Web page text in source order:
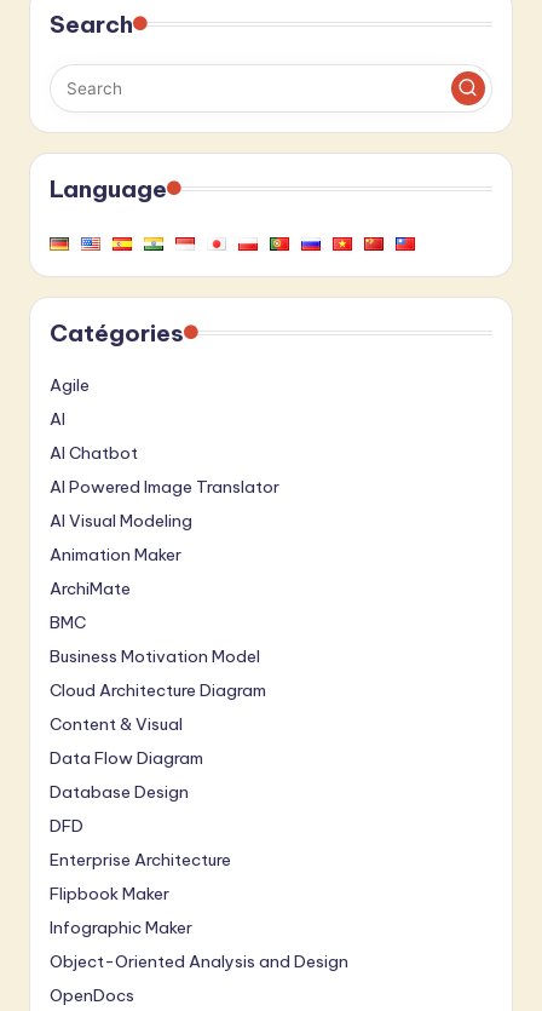
Search
Language
Catégories
Agile
AI
AI Chatbot
AI Powered Image Translator
AI Visual Modeling
Animation Maker
ArchiMate
BMC
Business Motivation Model
Cloud Architecture Diagram
Content & Visual
Data Flow Diagram
Database Design
DFD
Enterprise Architecture
Flipbook Maker
Infographic Maker
Object-Oriented Analysis and Design
OpenDocs